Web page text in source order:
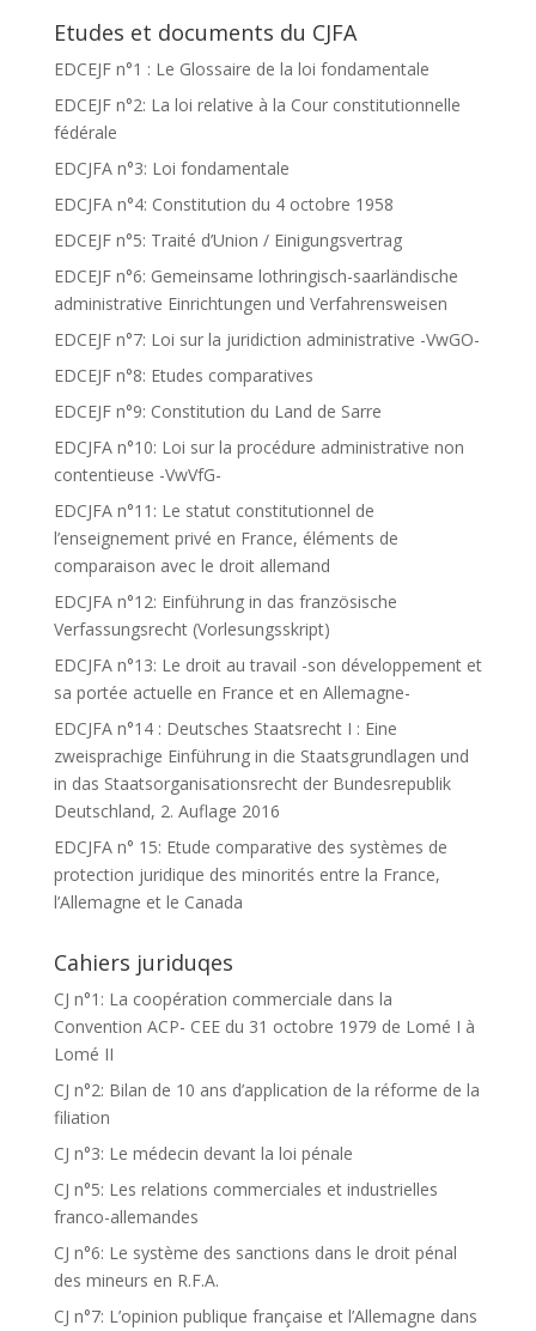
Etudes et documents du CJFA
EDCEJF n°1 : Le Glossaire de la loi fondamentale
EDCEJF n°2: La loi relative à la Cour constitutionnelle
fédérale
EDCJFA n°3: Loi fondamentale
EDCJFA n°4: Constitution du 4 octobre 1958
EDCEJF n°5: Traité d’Union / Einigungsvertrag
EDCEJF n°6: Gemeinsame lothringisch-saarländische
administrative Einrichtungen und Verfahrensweisen
EDCEJF n°7: Loi sur la juridiction administrative -VwGO-
EDCEJF n°8: Etudes comparatives
EDCEJF n°9: Constitution du Land de Sarre
EDCJFA n°10: Loi sur la procédure administrative non
contentieuse -VwVfG-
EDCJFA n°11: Le statut constitutionnel de
l’enseignement privé en France, éléments de
comparaison avec le droit allemand
EDCJFA n°12: Einführung in das französische
Verfassungsrecht (Vorlesungsskript)
EDCJFA n°13: Le droit au travail -son développement et
sa portée actuelle en France et en Allemagne-
EDCJFA n°14 : Deutsches Staatsrecht I : Eine
zweisprachige Einführung in die Staatsgrundlagen und
in das Staatsorganisationsrecht der Bundesrepublik
Deutschland, 2. Auflage 2016
EDCJFA n° 15: Etude comparative des systèmes de
protection juridique des minorités entre la France,
l’Allemagne et le Canada
Cahiers juriduqes
CJ n°1: La coopération commerciale dans la
Convention ACP- CEE du 31 octobre 1979 de Lomé I à
Lomé II
CJ n°2: Bilan de 10 ans d’application de la réforme de la
filiation
CJ n°3: Le médecin devant la loi pénale
CJ n°5: Les relations commerciales et industrielles
franco-allemandes
CJ n°6: Le système des sanctions dans le droit pénal
des mineurs en R.F.A.
CJ n°7: L’opinion publique française et l’Allemagne dans